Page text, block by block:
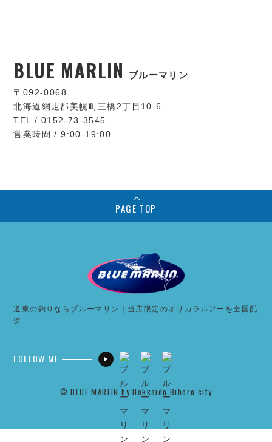
BLUE MARLIN ブルーマリン
〒092-0068
北海道網走郡美幌町三橋2丁目10-6
TEL / 0152-73-3545
営業時間 / 9:00-19:00
PAGE TOP
道東の釣りならブルーマリン｜当店限定のオリカラルアーを全国配
送
FOLLOW ME
©︎ BLUE MARLIN by Hokkaido Bihoro city